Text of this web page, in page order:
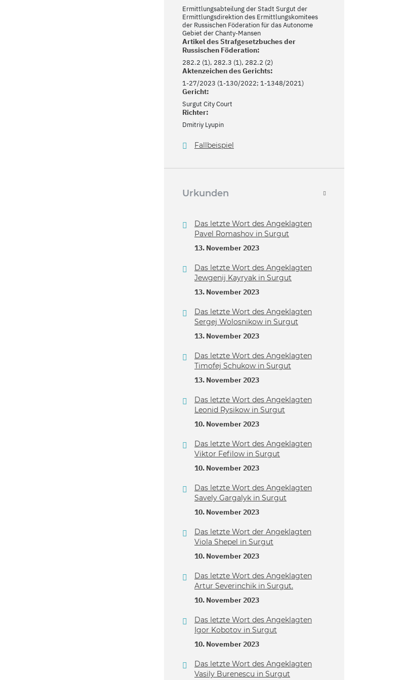
Ermittlungsabteilung der Stadt Surgut der
Ermittlungsdirektion des Ermittlungskomitees
der Russischen Föderation für das Autonome
Gebiet der Chanty-Mansen
Artikel des Strafgesetzbuches der
Russischen Föderation:
282.2 (1), 282.3 (1), 282.2 (2)
Aktenzeichen des Gerichts:
1-27/2023 (1-130/2022; 1-1348/2021)
Gericht:
Surgut City Court
Richter:
Dmitriy Lyupin
Fallbeispiel
Urkunden
Das letzte Wort des Angeklagten
Pavel Romashov in Surgut
13. November 2023
Das letzte Wort des Angeklagten
Jewgenij Kayryak in Surgut
13. November 2023
Das letzte Wort des Angeklagten
Sergej Wolosnikow in Surgut
13. November 2023
Das letzte Wort des Angeklagten
Timofej Schukow in Surgut
13. November 2023
Das letzte Wort des Angeklagten
Leonid Rysikow in Surgut
10. November 2023
Das letzte Wort des Angeklagten
Viktor Fefilow in Surgut
10. November 2023
Das letzte Wort des Angeklagten
Savely Gargalyk in Surgut
10. November 2023
Das letzte Wort der Angeklagten
Viola Shepel in Surgut
10. November 2023
Das letzte Wort des Angeklagten
Artur Severinchik in Surgut.
10. November 2023
Das letzte Wort des Angeklagten
Igor Kobotov in Surgut
10. November 2023
Das letzte Wort des Angeklagten
Vasily Burenescu in Surgut